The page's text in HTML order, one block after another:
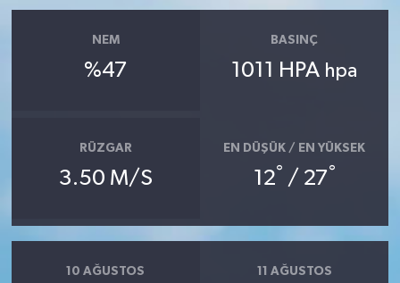
NEM
%47
BASINÇ
1011 HPA hpa
RÜZGAR
3.50 M/S
EN DÜŞÜK / EN YÜKSEK
12° / 27°
10 AĞUSTOS 11 AĞUSTOS